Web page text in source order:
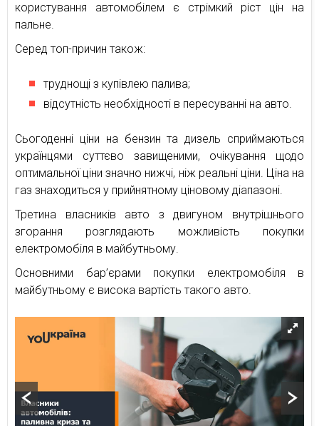
користування автомобілем є стрімкий ріст цін на
пальне.
Серед топ-причин також:
труднощі з купівлею палива;
відсутність необхідності в пересуванні на авто.
Сьогоденні ціни на бензин та дизель сприймаються
українцями суттєво завищеними, очікування щодо
оптимальної ціни значно нижчі, ніж реальні ціни. Ціна на
газ знаходиться у прийнятному ціновому діапазоні.
Третина власників авто з двигуном внутрішнього
згорання розглядають можливість покупки
електромобіля в майбутньому.
Основними бар’єрами покупки електромобіля в
майбутньому є висока вартість такого авто.